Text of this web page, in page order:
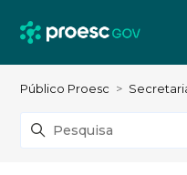
Público Proesc